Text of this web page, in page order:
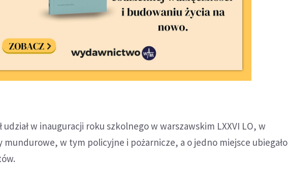
udział w inauguracji roku szkolnego w warszawskim LXXVI LO, w
mundurowe, w tym policyjne i pożarnicze, a o jedno miejsce ubiegało